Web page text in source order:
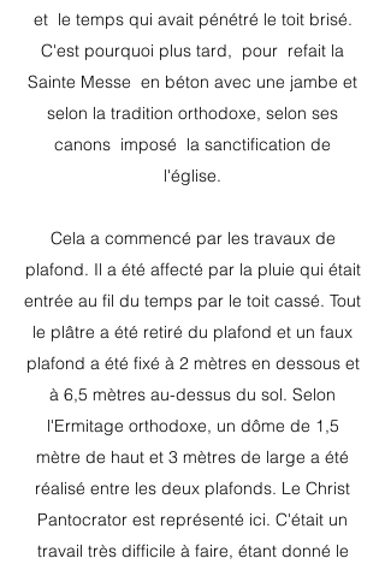
et le temps qui avait pénétré le toit brisé.
C'est pourquoi plus tard, pour refait la
Sainte Messe en béton avec une jambe et
selon la tradition orthodoxe, selon ses
canons imposé la sanctification de
l'église.
Cela a commencé par les travaux de
plafond. Il a été affecté par la pluie qui était
entrée au fil du temps par le toit cassé. Tout
le plâtre a été retiré du plafond et un faux
plafond a été fixé à 2 mètres en dessous et
à 6,5 mètres au-dessus du sol. Selon
l'Ermitage orthodoxe, un dôme de 1,5
mètre de haut et 3 mètres de large a été
réalisé entre les deux plafonds. Le Christ
Pantocrator est représenté ici. C'était un
travail très difficile à faire, étant donné le